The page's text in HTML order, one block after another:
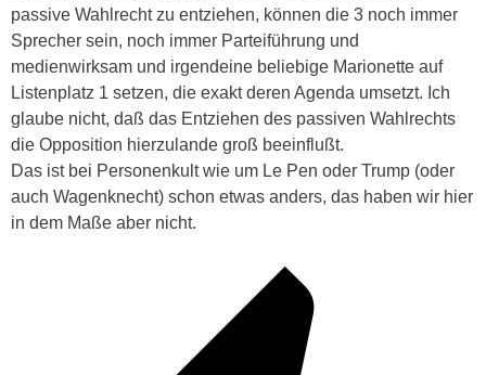
passive Wahlrecht zu entziehen, können die 3 noch immer
Sprecher sein, noch immer Parteiführung und
medienwirksam und irgendeine beliebige Marionette auf
Listenplatz 1 setzen, die exakt deren Agenda umsetzt. Ich
glaube nicht, daß das Entziehen des passiven Wahlrechts
die Opposition hierzulande groß beeinflußt.
Das ist bei Personenkult wie um Le Pen oder Trump (oder
auch Wagenknecht) schon etwas anders, das haben wir hier
in dem Maße aber nicht.